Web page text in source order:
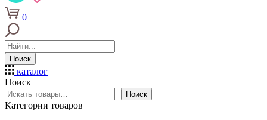
0
Поиск
каталог
Поиск
Поиск
Категории товаров